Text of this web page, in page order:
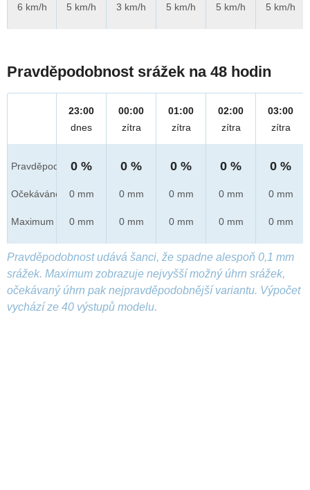
6 km/h
5 km/h
3 km/h
5 km/h
5 km/h
5 km/h
Pravděpodobnost srážek na 48 hodin
Pravděpod.
Očekáváno
Maximum
23:00
dnes
0 %
0 mm
0 mm
00:00
zítra
0 %
0 mm
0 mm
01:00
zítra
0 %
0 mm
0 mm
02:00
zítra
0 %
0 mm
0 mm
03:00
zítra
0 %
0 mm
0 mm
Pravděpodobnost udává šanci, že spadne alespoň 0,1 mm
srážek. Maximum zobrazuje nejvyšší možný úhrn srážek,
očekávaný úhrn pak nejpravděpodobnější variantu. Výpočet
vychází ze 40 výstupů modelu.